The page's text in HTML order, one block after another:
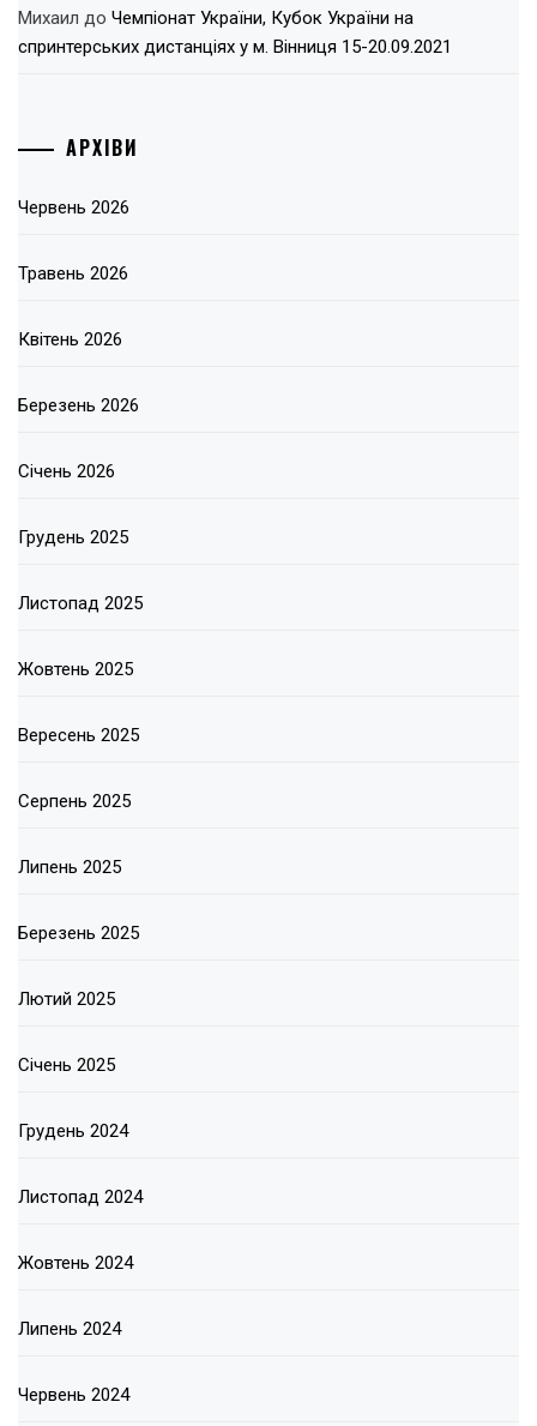
Михаил до Чемпіонат України, Кубок України на
спринтерських дистанціях у м. Вінниця 15-20.09.2021
АРХІВИ
Червень 2026
Травень 2026
Квітень 2026
Березень 2026
Січень 2026
Грудень 2025
Листопад 2025
Жовтень 2025
Вересень 2025
Серпень 2025
Липень 2025
Березень 2025
Лютий 2025
Січень 2025
Грудень 2024
Листопад 2024
Жовтень 2024
Липень 2024
Червень 2024